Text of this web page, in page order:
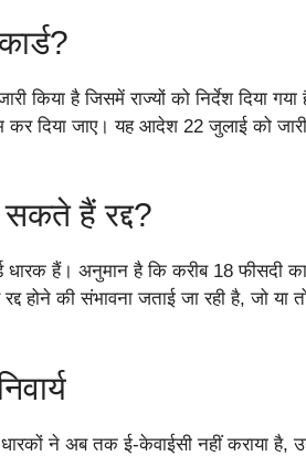
किया है जिसमें राज्यों को निर्देश दिया
दिया जाए। यह आदेश 22 जुलाई को
हैं रद्द?
हैं। अनुमान है कि करीब 18 फीसदी
होने की संभावना जताई जा रही है, जो या
ने अब तक ई-केवाईसी नहीं कराया है,